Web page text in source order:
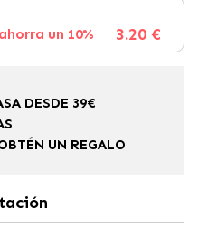
un 10% 3.20 €
DESDE 39€
UN REGALO